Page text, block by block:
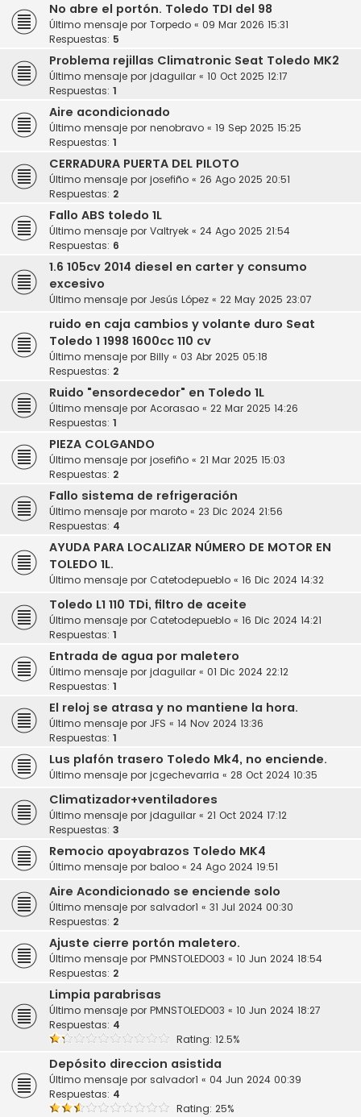
No abre el portón. Toledo TDI del 98
Último mensaje por Torpedo « 09 Mar 2026 15:31
Respuestas: 5
Problema rejillas Climatronic Seat Toledo MK2
Último mensaje por jdaguilar « 10 Oct 2025 12:17
Respuestas: 1
Aire acondicionado
Último mensaje por nenobravo « 19 Sep 2025 15:25
Respuestas: 1
CERRADURA PUERTA DEL PILOTO
Último mensaje por josefiño « 26 Ago 2025 20:51
Respuestas: 2
Fallo ABS toledo 1L
Último mensaje por Valtryek « 24 Ago 2025 21:54
Respuestas: 6
1.6 105cv 2014 diesel en carter y consumo
excesivo
Último mensaje por Jesús López « 22 May 2025 23:07
ruido en caja cambios y volante duro Seat
Toledo 1 1998 1600cc 110 cv
Último mensaje por Billy « 03 Abr 2025 05:18
Respuestas: 2
Ruido "ensordecedor" en Toledo 1L
Último mensaje por Acorasao « 22 Mar 2025 14:26
Respuestas: 1
PIEZA COLGANDO
Último mensaje por josefiño « 21 Mar 2025 15:03
Respuestas: 2
Fallo sistema de refrigeración
Último mensaje por maroto « 23 Dic 2024 21:56
Respuestas: 4
AYUDA PARA LOCALIZAR NÚMERO DE MOTOR EN
TOLEDO 1L.
Último mensaje por Catetodepueblo « 16 Dic 2024 14:32
Toledo L1 110 TDi, filtro de aceite
Último mensaje por Catetodepueblo « 16 Dic 2024 14:21
Respuestas: 1
Entrada de agua por maletero
Último mensaje por jdaguilar « 01 Dic 2024 22:12
Respuestas: 1
El reloj se atrasa y no mantiene la hora.
Último mensaje por JFS « 14 Nov 2024 13:36
Respuestas: 1
Lus plafón trasero Toledo Mk4, no enciende.
Último mensaje por jcgechevarria « 28 Oct 2024 10:35
Climatizador+ventiladores
Último mensaje por jdaguilar « 21 Oct 2024 17:12
Respuestas: 3
Remocio apoyabrazos Toledo MK4
Último mensaje por baloo « 24 Ago 2024 19:51
Aire Acondicionado se enciende solo
Último mensaje por salvador1 « 31 Jul 2024 00:30
Respuestas: 2
Ajuste cierre portón maletero.
Último mensaje por PMNSTOLEDO03 « 10 Jun 2024 18:54
Respuestas: 2
Limpia parabrisas
Último mensaje por PMNSTOLEDO03 « 10 Jun 2024 18:27
Respuestas: 4
Rating: 12.5%
Depósito direccion asistida
Último mensaje por salvador1 « 04 Jun 2024 00:39
Respuestas: 4
Rating: 25%